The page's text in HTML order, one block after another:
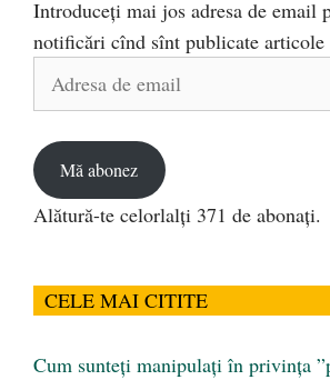
Introduceți mai jos adresa de email
notificări cînd sînt publicate articole
Adresa
Mă abonez
Alătură-te celorlalți 371 de abonați.
CELE MAI CITITE
Cum sunteți manipulați în privința